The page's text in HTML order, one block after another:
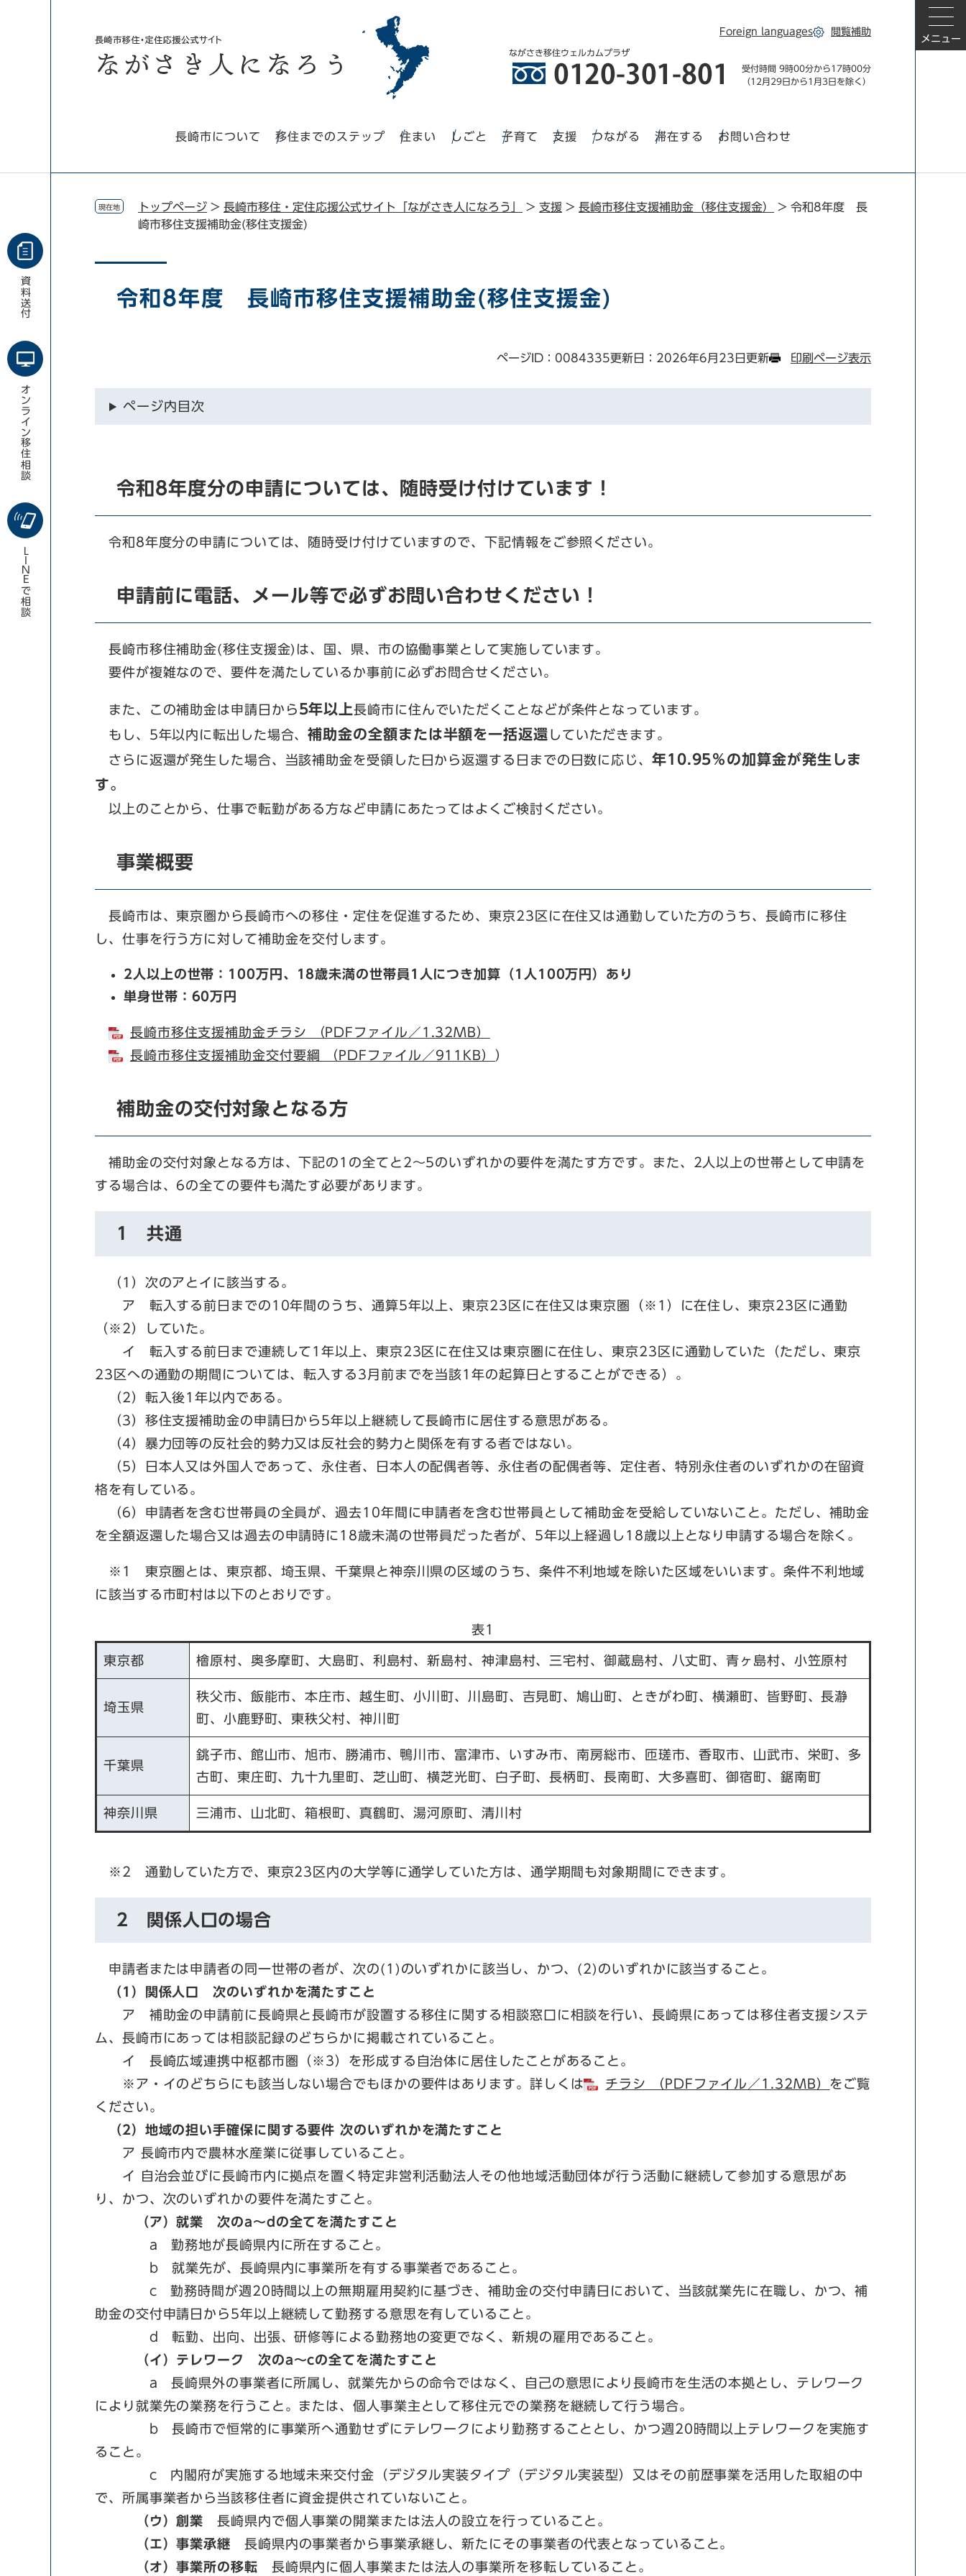
Foreign languages 閲覧補助
メニュー
ながさき移住ウェルカムプラザ
受付時間 9時00分から17時00分
（12月29日から1月3日を除く）
長崎市について 移住までのステップ 住まい しごと 子育て 支援 つながる 滞在する お問い合わせ
現在地 トップページ > 長崎市移住・定住応援公式サイト「ながさき人になろう」 > 支援 > 長崎市移住支援補助金（移住支援金） > 令和8年度 長
崎市移住支援補助金(移住支援金)
令和8年度 長崎市移住支援補助金(移住支援金)
ページID：0084335更新日：2026年6月23日更新 印刷ページ表示
ページ内目次
令和8年度分の申請については、随時受け付けています！
令和8年度分の申請については、随時受け付けていますので、下記情報をご参照ください。
申請前に電話、メール等で必ずお問い合わせください！
長崎市移住補助金(移住支援金)は、国、県、市の協働事業として実施しています。
要件が複雑なので、要件を満たしているか事前に必ずお問合せください。
また、この補助金は申請日から 5年以上長崎市に住んでいただくことなどが条件となっています。
もし、5年以内に転出した場合、補助金の全額または半額を一括返還 していただきます。
さらに返還が発生した場合、当該補助金を受領した日から返還する日までの日数に応じ、 年10.95％の加算金が発生しま
す。
以上のことから、仕事で転勤がある方など申請にあたってはよくご検討ください。
事業概要
長崎市は、東京圏から長崎市への移住・定住を促進するため、東京23区に在住又は通勤していた方のうち、長崎市に移住
し、仕事を行う方に対して補助金を交付します。
2人以上の世帯：100万円、18歳未満の世帯員1人につき加算（1人100万円）あり
単身世帯：60万円
長崎市移住支援補助金チラシ （PDFファイル／1.32MB）
長崎市移住支援補助金交付要綱 （PDFファイル／911KB） ）
補助金の交付対象となる方
補助金の交付対象となる方は、下記の1の全てと2～5のいずれかの要件を満たす方です。また、2人以上の世帯として申請を
する場合は、6の全ての要件も満たす必要があります。
1 共通
（1）次のアとイに該当する。
ア 転入する前日までの10年間のうち、通算5年以上、東京23区に在住又は東京圏（※1）に在住し、東京23区に通勤
（※2）していた。
イ 転入する前日まで連続して1年以上、東京23区に在住又は東京圏に在住し、東京23区に通勤していた（ただし、東京
23区への通勤の期間については、転入する3月前までを当該1年の起算日とすることができる）。
（2）転入後1年以内である。
（3）移住支援補助金の申請日から5年以上継続して長崎市に居住する意思がある。
（4）暴力団等の反社会的勢力又は反社会的勢力と関係を有する者ではない。
（5）日本人又は外国人であって、永住者、日本人の配偶者等、永住者の配偶者等、定住者、特別永住者のいずれかの在留資
格を有している。
（6）申請者を含む世帯員の全員が、過去10年間に申請者を含む世帯員として補助金を受給していないこと。ただし、補助金
を全額返還した場合又は過去の申請時に18歳未満の世帯員だった者が、5年以上経過し18歳以上となり申請する場合を除く。
※1 東京圏とは、東京都、埼玉県、千葉県と神奈川県の区域のうち、条件不利地域を除いた区域をいいます。条件不利地域
に該当する市町村は以下のとおりです。
表1
東京都 檜原村、奥多摩町、大島町、利島村、新島村、神津島村、三宅村、御蔵島村、八丈町、青ヶ島村、小笠原村
埼玉県
秩父市、飯能市、本庄市、越生町、小川町、川島町、吉見町、鳩山町、ときがわ町、横瀬町、皆野町、長瀞
町、小鹿野町、東秩父村、神川町
千葉県
銚子市、館山市、旭市、勝浦市、鴨川市、富津市、いすみ市、南房総市、匝瑳市、香取市、山武市、栄町、多
古町、東庄町、九十九里町、芝山町、横芝光町、白子町、長柄町、長南町、大多喜町、御宿町、鋸南町
神奈川県 三浦市、山北町、箱根町、真鶴町、湯河原町、清川村
※2 通勤していた方で、東京23区内の大学等に通学していた方は、通学期間も対象期間にできます。
2 関係人口の場合
申請者または申請者の同一世帯の者が、次の(1)のいずれかに該当し、かつ、(2)のいずれかに該当すること。
（1）関係人 口
次のいずれかを満たすこと
ア 補助金の申請前に長崎県と長崎市が設置する移住に関する相談窓口に相談を行い、長崎県にあっては移住者支援システ
ム、長崎市にあっては相談記録のどちらかに掲載されていること。
イ 長崎広域連携中枢都市圏（※3）を形成する自治体に居住したことがあること。
※ア・イのどちらにも該当しない場合でもほかの要件はあります。詳しくは
チラシ （PDFファイル／1.32MB） をご覧
ください。
（2）地域の担い手確保に関する要件 次のいずれかを満たすこと
ア 長崎市内で農林水産業に従事していること。
イ 自治会並びに長崎市内に拠点を置く特定非営利活動法人その他地域活動団体が行う活動に継続して参加する意思があ
り、かつ、次のいずれかの要件を満たすこと。​​
（ア）就業 次のa～dの全てを満たすこと
a 勤務地が長崎県内に所在すること。
b 就業先が、長崎県内に事業所を有する事業者であること。
c 勤務時間が週20時間以上の無期雇用契約に基づき、補助金の交付申請日において、当該就業先に在職し、かつ、補
助金の交付申請日から5年以上継続して勤務する意思を有していること。
d 転勤、出向、出張、研修等による勤務地の変更でなく、新規の雇用であること。
（イ）テレワーク 次のa～cの全てを満たすこと
a 長崎県外の事業者に所属し、就業先からの命令ではなく、自己の意思により長崎市を生活の本拠とし、テレワーク
により就業先の業務を行うこと。または、個人事業主として移住元での業務を継続して行う場合。
b 長崎市で恒常的に事業所へ通勤せずにテレワークにより勤務することとし、かつ週20時間以上テレワークを実施す
ること。
c 内閣府が実施する地域未来交付金（デジタル実装タイプ（デジタル実装型）又はその前歴事業を活用した取組の中
で、所属事業者から当該移住者に資金提供されていないこと。​
（ウ）創業 長崎県内で個人事業の開業または法人の設立を行っていること。
（エ）事業承継 長崎県内の事業者から事業承継し、新たにその事業者の代表となっていること。
（オ）事業所の移転 長崎県内に個人事業または法人の事業所を移転していること。​
資料
送付
オンライン移住相談
LINE
で相談